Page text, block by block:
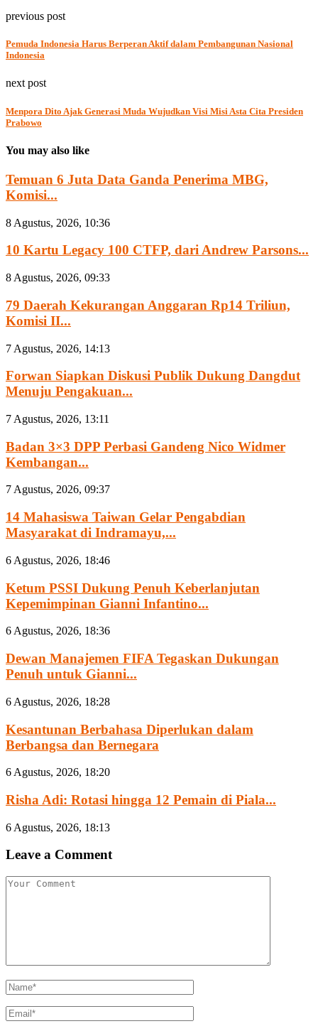
previous post
Pemuda Indonesia Harus Berperan Aktif dalam Pembangunan Nasional
Indonesia
next post
Menpora Dito Ajak Generasi Muda Wujudkan Visi Misi Asta Cita Presiden
Prabowo
You may also like
Temuan 6 Juta Data Ganda Penerima MBG,
Komisi...
8 Agustus, 2026, 10:36
10 Kartu Legacy 100 CTFP, dari Andrew Parsons...
8 Agustus, 2026, 09:33
79 Daerah Kekurangan Anggaran Rp14 Triliun,
Komisi II...
7 Agustus, 2026, 14:13
Forwan Siapkan Diskusi Publik Dukung Dangdut
Menuju Pengakuan...
7 Agustus, 2026, 13:11
Badan 3×3 DPP Perbasi Gandeng Nico Widmer
Kembangan...
7 Agustus, 2026, 09:37
14 Mahasiswa Taiwan Gelar Pengabdian
Masyarakat di Indramayu,...
6 Agustus, 2026, 18:46
Ketum PSSI Dukung Penuh Keberlanjutan
Kepemimpinan Gianni Infantino...
6 Agustus, 2026, 18:36
Dewan Manajemen FIFA Tegaskan Dukungan
Penuh untuk Gianni...
6 Agustus, 2026, 18:28
Kesantunan Berbahasa Diperlukan dalam
Berbangsa dan Bernegara
6 Agustus, 2026, 18:20
Risha Adi: Rotasi hingga 12 Pemain di Piala...
6 Agustus, 2026, 18:13
Leave a Comment